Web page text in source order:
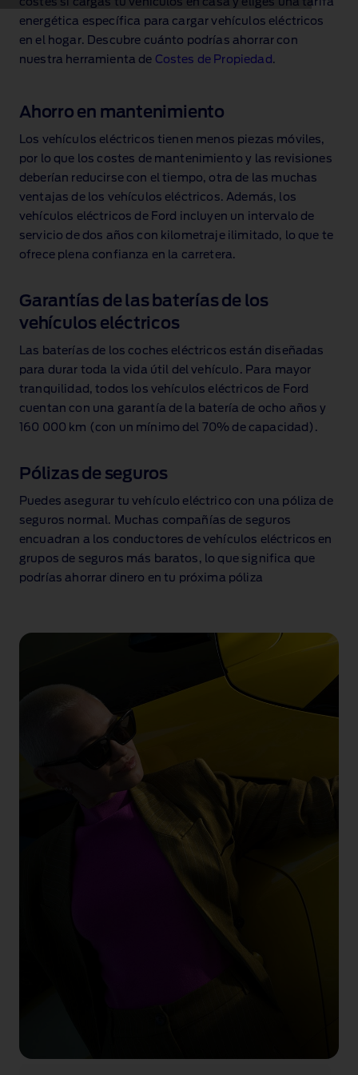
energética específica para cargar vehículos eléctricos
en el hogar. Descubre cuánto podrías ahorrar con
nuestra herramienta de Costes de Propiedad .
Ahorro en mantenimiento
Los vehículos eléctricos tienen menos piezas móviles,
por lo que los costes de mantenimiento y las revisiones
deberían reducirse con el tiempo, otra de las muchas
ventajas de los vehículos eléctricos. Además, los
vehículos eléctricos de Ford incluyen un intervalo de
servicio de dos años con kilometraje ilimitado, lo que te
ofrece plena confianza en la carretera.
Garantías de las baterías de los
vehículos eléctricos
Las baterías de los coches eléctricos están diseñadas
para durar toda la vida útil del vehículo. Para mayor
tranquilidad, todos los vehículos eléctricos de Ford
cuentan con una garantía de la batería de ocho años y
160 000 km (con un mínimo del 70% de capacidad ).
Pólizas de seguros
Puedes asegurar tu vehículo eléctrico con una póliza de
seguros normal. Muchas compañías de seguros
encuadran a los conductores de vehículos eléctricos en
grupos de seguros más baratos, lo que significa que
podrías ahorrar dinero en tu próxima póliza